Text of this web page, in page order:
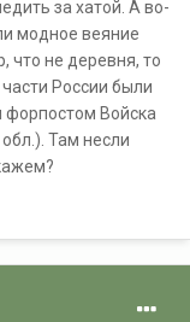
за хатой. А во-
модное веяние
что не деревня, то
России были
форпостом Войска
Там несли